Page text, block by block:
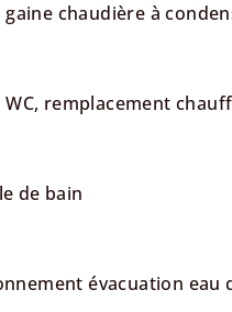
gaine chaudière à
remplacement
de bain
évacuation eau